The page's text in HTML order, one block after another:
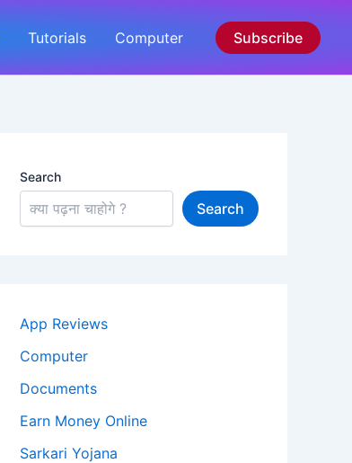
Tutorials Computer Subscribe
Search
Search
App Reviews
Computer
Documents
Earn Money Online
Sarkari Yojana